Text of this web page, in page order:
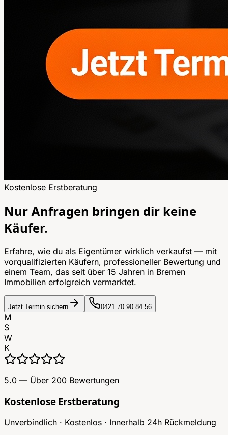
Kostenlose Erstberatung
Nur Anfragen bringen dir keine
Käufer.
Erfahre, wie du als Eigentümer wirklich verkaufst — mit
vorqualifizierten Käufern, professioneller Bewertung und
einem Team, das seit über 15 Jahren in Bremen
Immobilien erfolgreich vermarktet.
Jetzt Termin sichern 0421 70 90 84 56
M
S
W
K
5.0 — Über 200 Bewertungen
Kostenlose Erstberatung
Unverbindlich · Kostenlos · Innerhalb 24h Rückmeldung